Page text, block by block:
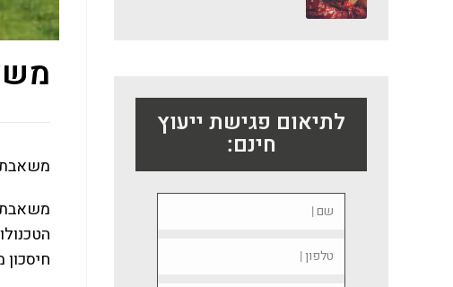
משאבת
משאבת
לתיאום פגישת ייעוץ
חינם: